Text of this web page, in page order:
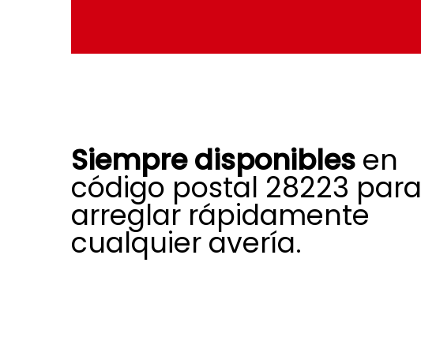
Siempre disponibles en
código postal 28223 para
arreglar rápidamente
cualquier avería.